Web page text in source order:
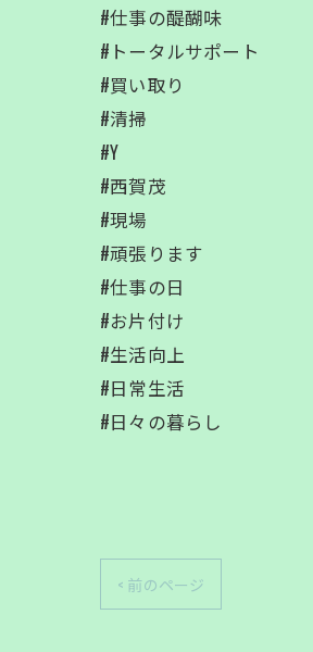
#仕事の醍醐味
#トータルサポート
#買い取り
#清掃
#Y
#西賀茂
#現場
#頑張ります
#仕事の日
#お片付け
#生活向上
#日常生活
#日々の暮らし
< 前のページ